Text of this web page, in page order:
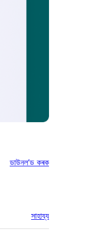
ডাউনল’ড কৰক
সাহায্য